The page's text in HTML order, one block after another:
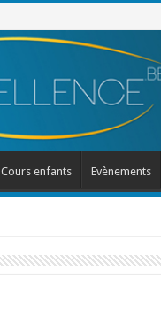
Cours enfants Evènements